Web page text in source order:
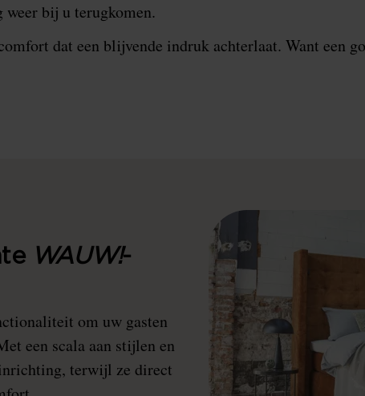
weer bij u terugkomen.
dat een blijvende indruk achterlaat. Want een
WAUW!-
om uw gasten
een scala aan stijlen en
terwijl ze direct